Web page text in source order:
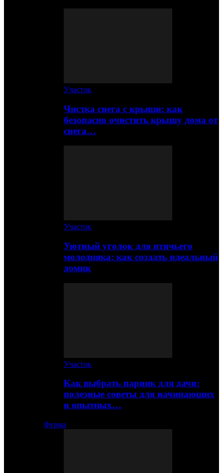
Участок
Чистка снега с крыши: как
безопасно очистить крышу дома от
снега…
Участок
Уютный уголок для птичьего
молодняка: как создать идеальный
домик
Участок
Как выбрать парник для дачи:
полезные советы для начинающих
и опытных…
Ферма